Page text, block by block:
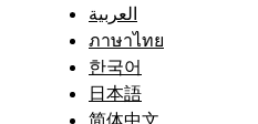
العربية
ภาษาไทย
한국어
日本語